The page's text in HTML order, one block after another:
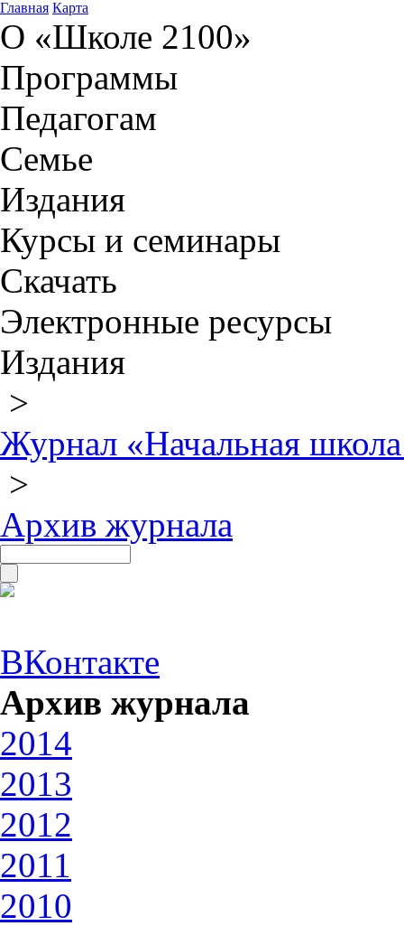
Главная Карта
О «Школе 2100»
Программы
Педагогам
Семье
Издания
Курсы и семинары
Скачать
Электронные ресурсы
Издания
>
Журнал «Начальная
>
Архив журнала
ВКонтакте
Архив журнала
2014
2013
2012
2011
2010